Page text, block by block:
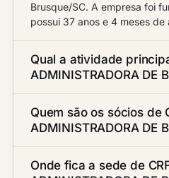
Brusque/SC. A empresa foi
possui 37 anos e 4 meses de
Qual a atividade
ADMINISTRADORA DE
Quem são os sócios de
ADMINISTRADORA DE
Onde fica a sede de